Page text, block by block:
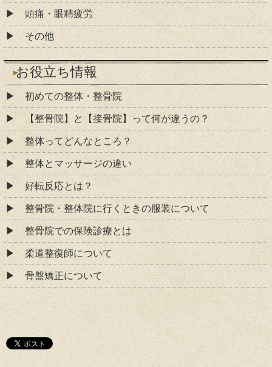
頭痛・眼精疲労
その他
お役立ち情報
初めての整体・整骨院
【整骨院】と【接骨院】って何が違うの？
整体ってどんなところ？
整体とマッサージの違い
好転反応とは？
整骨院・整体院に行くときの服装について
整骨院での保険診療とは
柔道整復師について
骨盤矯正について